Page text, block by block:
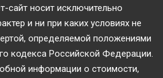
сайт носит исключительно
и ни при каких условиях не
определяемой положениями
кодекса Российской Федерации.
информации о стоимости,